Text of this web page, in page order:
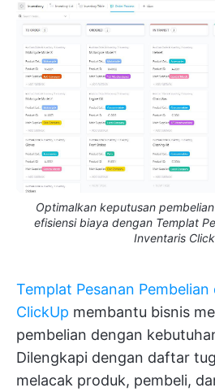
Optimalkan keputusan
efisiensi biaya dengan Templat
Inventaris
Templat Pesanan
ClickUp membantu bisnis
pembelian dengan
Dilengkapi dengan daftar
melacak produk, pembeli,